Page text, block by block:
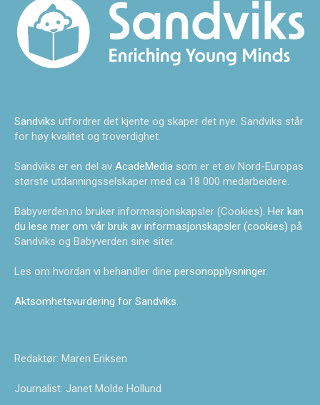
Sandviks utfordrer det kjente og skaper det nye. Sandviks står
for høy kvalitet og troverdighet.
Sandviks er en del av AcadeMedia som er et av Nord-Europas
største utdanningsselskaper med ca 18 000 medarbeidere.
Babyverden.no bruker informasjonskapsler (Cookies). Her kan
du lese mer om vår bruk av informasjonskapsler (cookies) på
Sandviks og Babyverden sine siter.
Les om hvordan vi behandler dine personopplysninger.
Aktsomhetsvurdering for Sandviks.
Redaktør: Maren Eriksen
Journalist: Janet Molde Hollund